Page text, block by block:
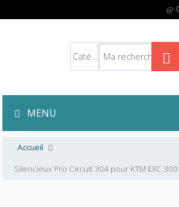
MENU
Accueil
Silencieux Pro Circuit 304 pour KTM EXC